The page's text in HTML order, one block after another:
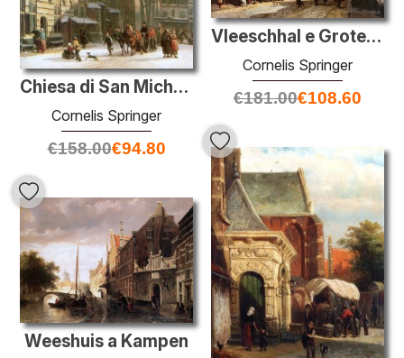
Vleeschhal e Grote Kerk a Haarlem
Cornelis Springer
€181.00€108.60
Chiesa di San Michele a Zwolle
Cornelis Springer
€158.00€94.80
Weeshuis a Kampen